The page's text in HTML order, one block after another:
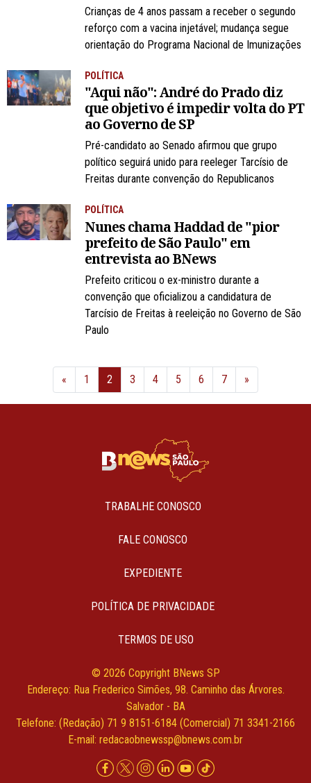
Crianças de 4 anos passam a receber o segundo
reforço com a vacina injetável; mudança segue
orientação do Programa Nacional de Imunizações
POLÍTICA
"Aqui não": André do Prado diz
que objetivo é impedir volta do PT
ao Governo de SP
Pré-candidato ao Senado afirmou que grupo
político seguirá unido para reeleger Tarcísio de
Freitas durante convenção do Republicanos
POLÍTICA
Nunes chama Haddad de "pior
prefeito de São Paulo" em
entrevista ao BNews
Prefeito criticou o ex-ministro durante a
convenção que oficializou a candidatura de
Tarcísio de Freitas à reeleição no Governo de São
Paulo
« Anterior
1 2 3 4 5 6 7 »
TRABALHE CONOSCO
FALE CONOSCO
EXPEDIENTE
POLÍTICA DE PRIVACIDADE
TERMOS DE USO
© 2026 Copyright BNews SP
Endereço: Rua Frederico Simões, 98. Caminho das Árvores.
Salvador - BA
Telefone: (Redação) 71 9 8151-6184 (Comercial) 71 3341-2166
E-mail: redacaobnewssp@bnews.com.br